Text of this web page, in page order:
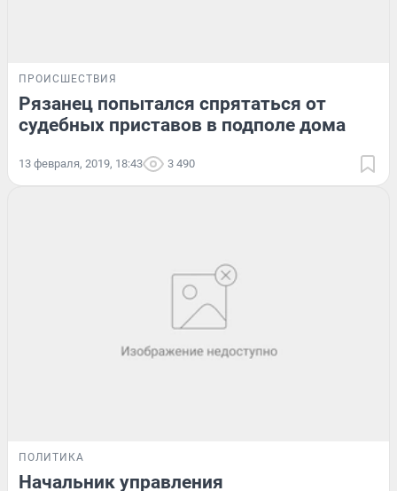
ПРОИСШЕСТВИЯ
Рязанец попытался спрятаться от
судебных приставов в подполе дома
13 февраля, 2019, 18:43 3 490
ПОЛИТИКА
Начальник управления